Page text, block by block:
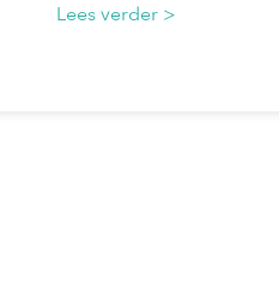
Lees verder >